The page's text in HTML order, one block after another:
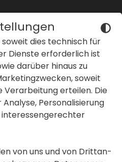
dies tech­nisch für
Dienste erfor­der­lich ist
darüber hinaus zu
soweit
Verar­bei­tung erteilen. Die
Perso­na­li­sie­rung
inter­es­sen­ge­rechter
von uns und von Dritt­an­
< Büro- & Geschäfts­flä­chen
35 -
Graz, Gries, Karlau­er­straße